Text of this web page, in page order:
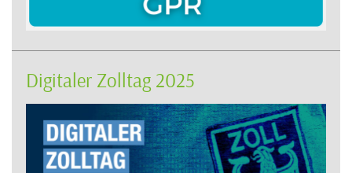
Digitaler Zolltag 2025